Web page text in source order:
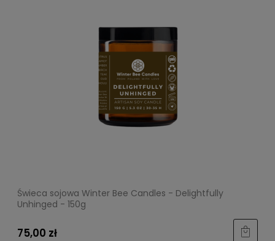
Świeca sojowa Winter Bee Candles - Delightfully
Unhinged - 150g
75,00 zł